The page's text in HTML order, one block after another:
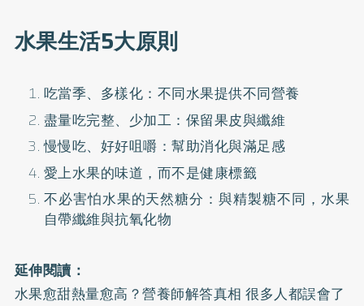
水果生活5大原則
吃當季、多樣化：不同水果提供不同營養
盡量吃完整、少加工：保留果皮與纖維
慢慢吃、好好咀嚼：幫助消化與滿足感
愛上水果的味道，而不是健康標籤
不必害怕水果的天然糖分：與精製糖不同，水果
自帶纖維與抗氧化物
延伸閱讀：
水果愈甜熱量愈高？營養師解答真相 很多人都誤會了